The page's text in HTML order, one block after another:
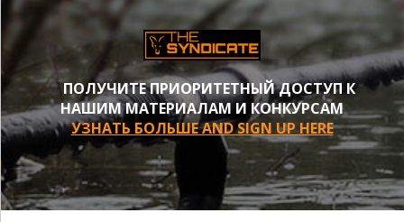
ПОЛУЧИТЕ ПРИОРИТЕТНЫЙ ДОСТУП К
НАШИМ МАТЕРИАЛАМ И КОНКУРСАМ
УЗНАТЬ БОЛЬШЕ AND SIGN UP HERE